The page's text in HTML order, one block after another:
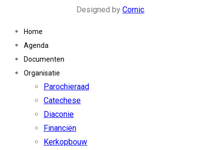
Designed by Cornic
Home
Agenda
Documenten
Organisatie
Parochieraad
Catechese
Diaconie
Financiën
Kerkopbouw